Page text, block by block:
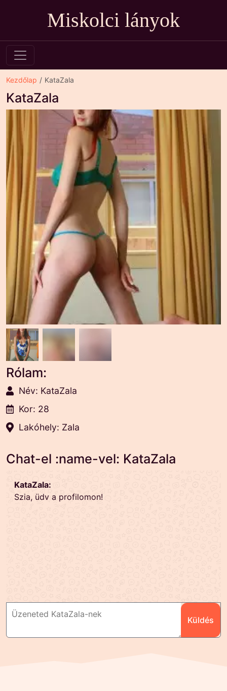
Miskolci lányok
Kezdőlap KataZala
KataZala
Rólam:
Név: KataZala
Kor: 28
Lakóhely: Zala
Chat-el :name-vel: KataZala
KataZala:
Szia, üdv a profilomon!
Küldés